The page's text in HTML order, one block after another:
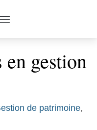
en gestion
de patrimoine,